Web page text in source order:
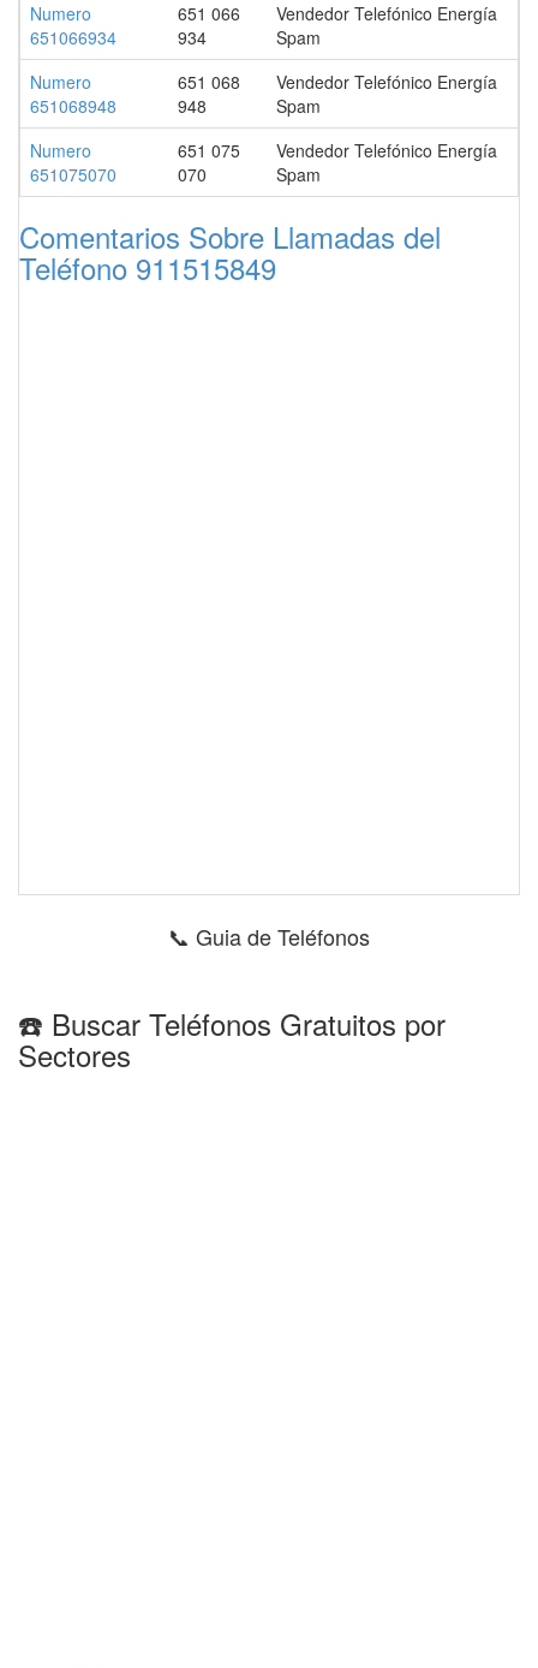
Numero
651066934
651 066
934
Vendedor Telefónico Energía
Spam
Numero
651068948
651 068
948
Vendedor Telefónico Energía
Spam
Numero
651075070
651 075
070
Vendedor Telefónico Energía
Spam
Comentarios Sobre Llamadas del
Teléfono 911515849
📞 Guia de Teléfonos
☎️ Buscar Teléfonos Gratuitos por
Sectores